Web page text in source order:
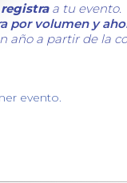
registraa tu evento.
por volumen y
año a partir de la
evento.